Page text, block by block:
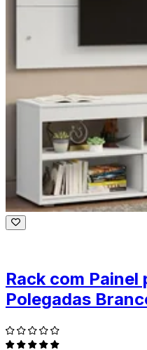
Rack com Painel
Polegadas